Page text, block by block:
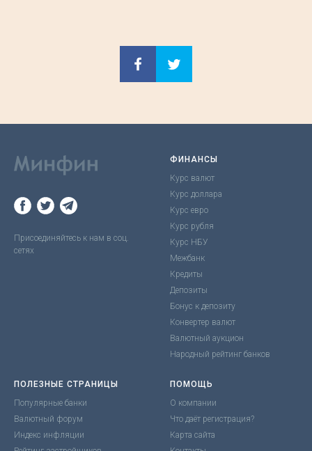
Присоединяйтесь к нам в соц.
сетях
ФИНАНСЫ
Курс валют
Курс доллара
Курс евро
Курс рубля
Курс НБУ
Межбанк
Кредиты
Депозиты
Бонус к депозиту
Конвертер валют
Валютный аукцион
Народный рейтинг банков
ПОЛЕЗНЫЕ СТРАНИЦЫ
Популярные банки
Валютный форум
Индекс инфляции
ПОМОЩЬ
О компании
Что даёт регистрация?
Карта сайта